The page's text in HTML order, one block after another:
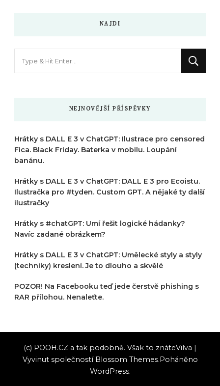
NAJDI
NEJNOVĚJŠÍ PŘÍSPĚVKY
Hrátky s DALL E 3 v ChatGPT: Ilustrace pro censored
Fica. Black Friday. Baterka v mobilu. Loupání
banánu.
Hrátky s DALL E 3 v ChatGPT: DALL E 3 pro Ecoistu.
Ilustračka pro #tyden. Custom GPT. A nějaké ty další
ilustračky
Hrátky s #chatGPT: Umí řešit logické hádanky?
Navíc zadané obrázkem?
Hrátky s DALL E 3 v ChatGPT: Umělecké styly a styly
(techniky) kreslení. Je to dlouho a skvělé
POZOR! Na Facebooku teď jede čerstvě phishing s
RAR přílohou. Nenaleťte.
(c) POOH.CZ a tak podobně. Však to znáteVilva |
Vyvinut společností Blossom Themes.Poháněno
WordPress.